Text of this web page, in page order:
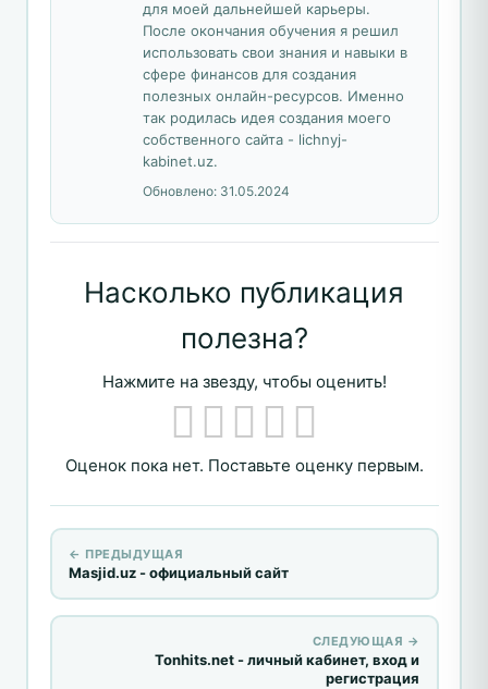
для моей дальнейшей карьеры.
После окончания обучения я решил
использовать свои знания и навыки в
сфере финансов для создания
полезных онлайн-ресурсов. Именно
так родилась идея создания моего
собственного сайта - lichnyj-
kabinet.uz.
Обновлено: 31.05.2024
Насколько публикация
полезна?
Нажмите на звезду, чтобы оценить!
Оценок пока нет. Поставьте оценку первым.
← ПРЕДЫДУЩАЯ
Masjid.uz - официальный сайт
СЛЕДУЮЩАЯ →
Tonhits.net - личный кабинет, вход и
регистрация